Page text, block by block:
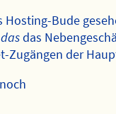
Hosting-Bude
dasdas
Zugängen der